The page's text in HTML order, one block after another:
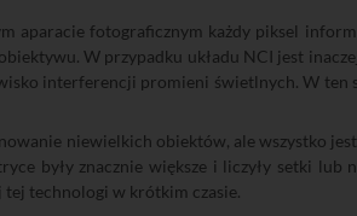
aparacie fotograficznym każdy piksel
W przypadku układu NCI jest
interferencji promieni świetlnych. W ten
niewielkich obiektów, ale wszystko
były znacznie większe i liczyły setki
technologi w krótkim czasie.